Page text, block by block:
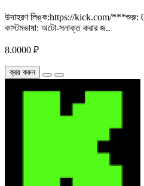
উদাহরণ লিঙ্ক:https://kick.com/***শুরু: 0-
কাস্টমভাষা: অটো-সনাক্ত করার জ..
8.0000 ₽
ক্রয় করুন